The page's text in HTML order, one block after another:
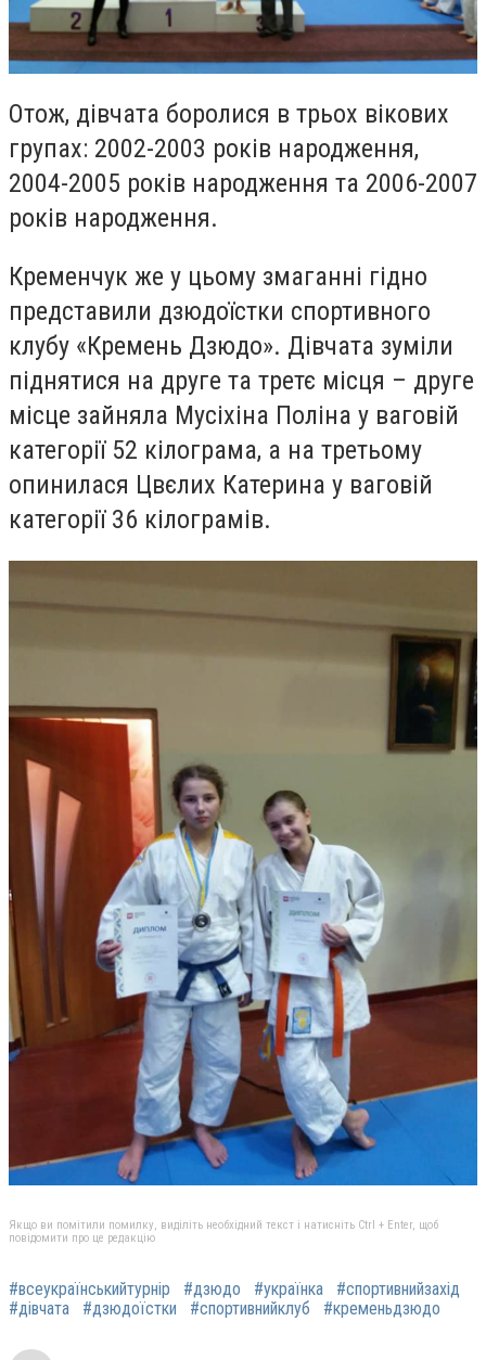
Отож, дівчата боролися в трьох вікових
групах: 2002-2003 років народження,
2004-2005 років народження та 2006-2007
років народження.
Кременчук же у цьому змаганні гідно
представили дзюдоїстки спортивного
клубу «Кремень Дзюдо». Дівчата зуміли
піднятися на друге та третє місця – друге
місце зайняла Мусіхіна Поліна у ваговій
категорії 52 кілограма, а на третьому
опинилася Цвєлих Катерина у ваговій
категорії 36 кілограмів.
Якщо ви помітили помилку, виділіть необхідний текст і натисніть Ctrl + Enter, щоб
повідомити про це редакцію
#всеукраїнськийтурнір #дзюдо #українка
#спортивнийзахід
#дівчата
#дзюдоїстки #спортивнийклуб #кременьдзюдо